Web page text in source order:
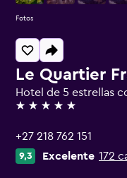
Le Quartier
Hotel de 5 estrellas
5 estrellas
+27 218 762 151
9,3 Excelente 172
Fotos